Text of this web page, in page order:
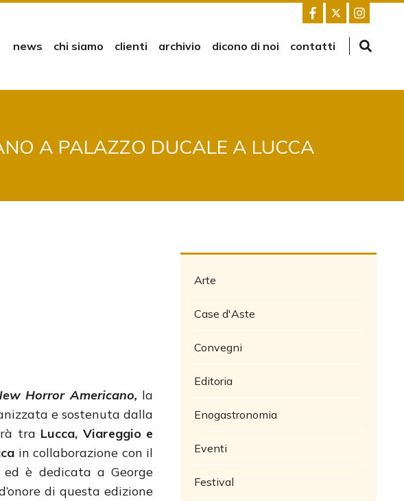
news chi siamo clienti archivio dicono di noi contatti
A PALAZZO DUCALE A LUCCA
Horror Americano, la
e sostenuta dalla
tra Lucca, Viareggio e
in collaborazione con il
è dedicata a George
di questa edizione
Arte
Case d'Aste
Convegni
Editoria
Enogastronomia
Eventi
Festival